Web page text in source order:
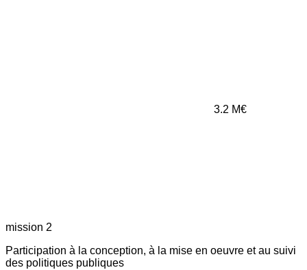
3.2 M€
mission 2
Participation à la conception, à la mise en oeuvre et au suivi
des politiques publiques